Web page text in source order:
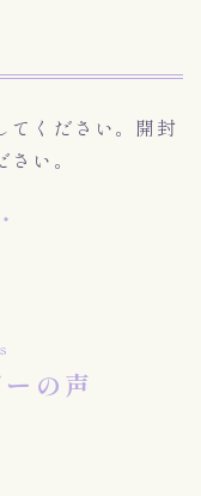
てください。開封
い。
の声